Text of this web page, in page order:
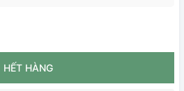
HẾT HÀNG